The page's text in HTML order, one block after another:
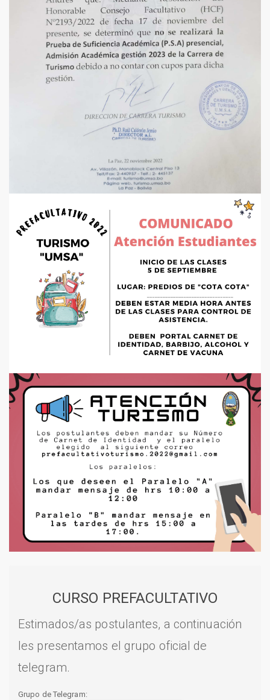
CURSO PREFACULTATIVO
Estimados/as postulantes, a continuación
les presentamos el grupo oficial de
telegram.
Grupo de Telegram: